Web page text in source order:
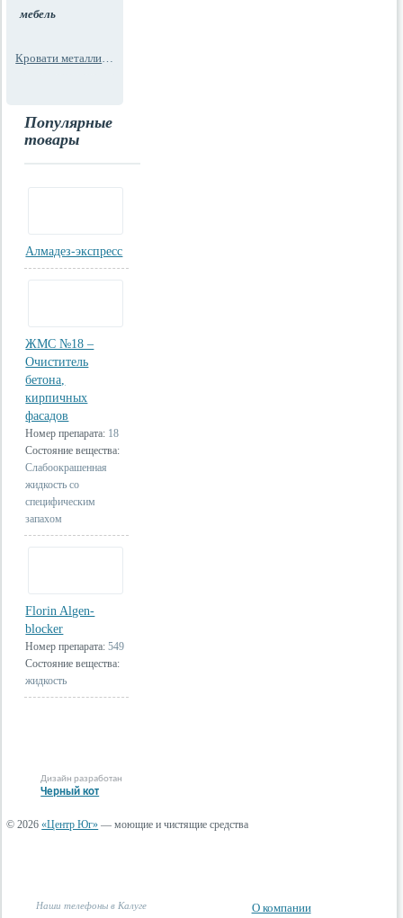
мебель
Кровати металлические
Популярные
товары
Алмадез-экспресс
ЖМС №18 –
Очиститель
бетона,
кирпичных
фасадов
Номер препарата: 18
Состояние вещества:
Слабоокрашенная
жидкость со
специфическим
запахом
Florin Algen-
blocker
Номер препарата: 549
Состояние вещества:
жидкость
Дизайн разработан
Черный кот
© 2026«Центр Юг» — моющие и чистящие средства
Наши телефоны в Калуге О компании